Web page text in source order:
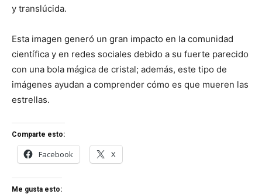
y translúcida.
Esta imagen generó un gran impacto en la comunidad
científica y en redes sociales debido a su fuerte parecido
con una bola mágica de cristal; además, este tipo de
imágenes ayudan a comprender cómo es que mueren las
estrellas.
Comparte esto:
Facebook X
Me gusta esto: